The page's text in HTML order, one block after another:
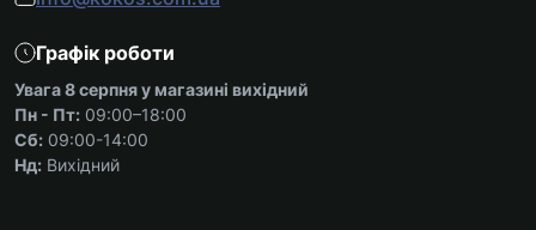
Графік роботи
Увага 8 серпня у магазині вихідний
Пн - Пт: 09:00–18:00
Сб: 09:00-14:00
Нд: Вихідний